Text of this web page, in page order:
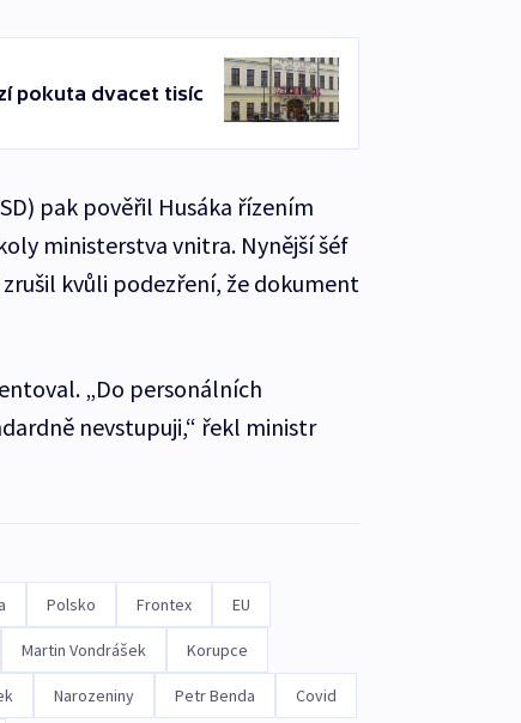
pokuta dvacet tisíc
pak pověřil Husáka řízením
ministerstva vnitra. Nynější šéf
kvůli podezření, že dokument
„Do personálních
nevstupuji,“ řekl ministr
Polsko Frontex EU
Martin Vondrášek Korupce
Narozeniny Petr Benda Covid